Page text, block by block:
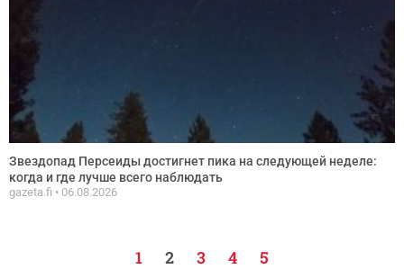
Звездопад Персеиды достигнет пика на следующей неделе:
когда и где лучше всего наблюдать
gazeta.fi 06.08.2026
1 2 3 4 5